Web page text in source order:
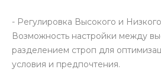
- Регулировка Высокого и
Возможность настройки между
разделением строп для
условия и предпочтения.